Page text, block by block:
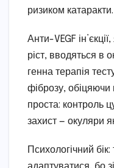
ризиком катаракти.
Анти-VEGF
ріст, вводяться в
генна терапія
фіброзу, обіцяючи
проста: контроль
захист — окуляри
Психологічний